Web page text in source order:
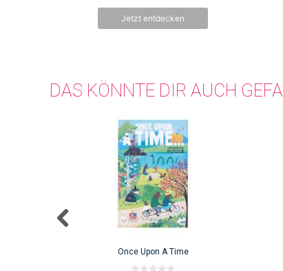
5
Jetzt entdecken
DAS KÖNNTE DIR AUCH
Once Upon A Time